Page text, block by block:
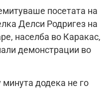
посетата на
Делси Родригез на
населба во Каракас,
демонстрации во
додека не го